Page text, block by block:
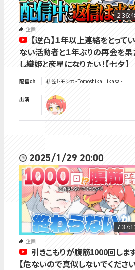
企画
【逆凸】１年以上連絡をとってい
ない活動者と１年ぶりの再会を果
し織姫と彦星になりたい！【七夕】
配信ch 緋笠トモシカ - Tomoshika Hikasa -
出演
2025/1/29 20:00
企画
引きこもりが腹筋1000回しま
【危ないので真似しないでください